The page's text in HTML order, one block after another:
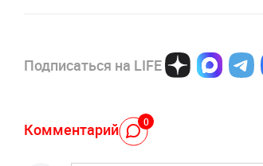
Подписаться на LIFE
Комментарий 0